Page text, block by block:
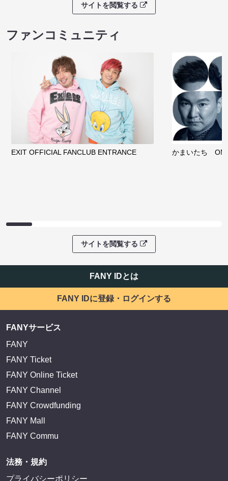
サイトを閲覧する
ファンコミュニティ
EXIT OFFICIAL FANCLUB ENTRANCE かまいたち
サイトを閲覧する
FANY IDとは
FANY IDに登録・ログインする
FANYサービス
FANY
FANY Ticket
FANY Online Ticket
FANY Channel
FANY Crowdfunding
FANY Mall
FANY Commu
法務・規約
プライバシーポリシー